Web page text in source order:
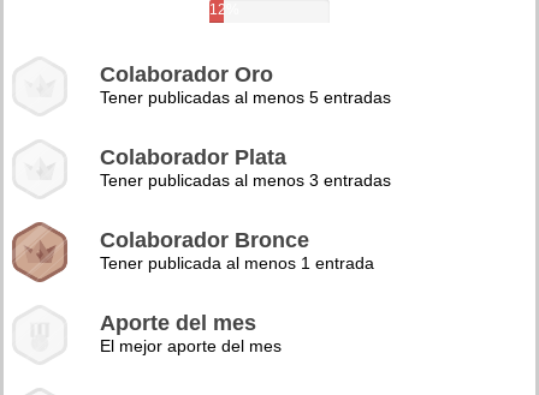
12%
Colaborador Oro
Tener publicadas al menos 5 entradas
Colaborador Plata
Tener publicadas al menos 3 entradas
Colaborador Bronce
Tener publicada al menos 1 entrada
Aporte del mes
El mejor aporte del mes